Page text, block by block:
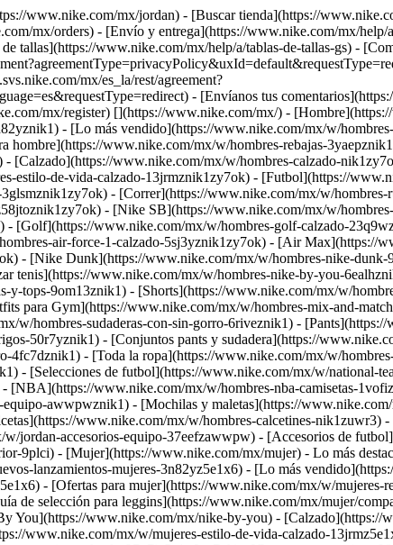
www.nike.com/mx/jordan) - [Buscar tienda](https://
mx/orders) - [Envío y entrega](https://www.nike.com/mx/help/
tallas](https://www.nike.com/mx/help/a/tablas-de-tallas-gs) -
mx/es_la/rest/agreement?
- [Envíanos tus
mx/register) [](https://www.nike.com/mx/) -
- [Lo más vendido](https://www.nike.com/mx/w/
hombre](https://www.nike.com/mx/w/hombres-rebajas-
- [Calzado](https://www.nike.com/mx/w/hombres-calzado-
estilo-de-vida-calzado-13jrmznik1zy7ok) - [Futbol](https://
- [Correr](https://www.nike.com/mx/w/
- [Nike SB](https://www.nike.com/mx/w/
[Golf](https://www.nike.com/mx/w/hombres-golf-calzado-
air-force-1-calzado-5sj3yznik1zy7ok) - [Air Max](https://
- [Nike Dunk](https://www.nike.com/mx/w/hombres-nike-dunk-
tenis](https://www.nike.com/mx/w/hombres-nike-by-you-
tops-9om13znik1) - [Shorts](https://www.nike.com/mx/w/
para Gym](https://www.nike.com/mx/w/hombres-mix-and-
w/hombres-sudaderas-con-sin-gorro-6riveznik1) -
50r7yznik1) - [Conjuntos pants y sudadera](https://
- [Toda la ropa](https://www.nike.com/mx/w/
- [Selecciones de futbol](https://www.nike.com/mx/w/national-
[NBA](https://www.nike.com/mx/w/hombres-nba-camisetas-
awwpwznik1) - [Mochilas y maletas](https://
www.nike.com/mx/w/hombres-calcetines-nik1zuwr3)
jordan-accesorios-equipo-37eefzawwpw) - [Accesorios de
9plci) - [Mujer](https://www.nike.com/mx/mujer) - Lo más
lanzamientos-mujeres-3n82yz5e1x6) - [Lo más
- [Ofertas para mujer](https://www.nike.com/mx/w/mujeres-
de selección para leggins](https://www.nike.com/mx/mujer/
You](https://www.nike.com/mx/nike-by-you) - [Calzado](https://
www.nike.com/mx/w/mujeres-estilo-de-vida-calzado-